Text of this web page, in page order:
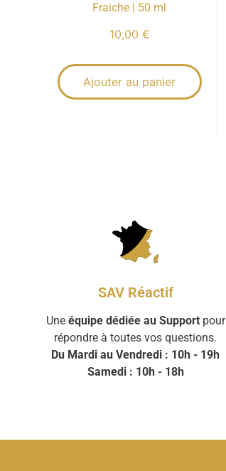
Fraiche | 50 ml
10,00 €
Ajouter au panier
SAV Réactif
Une équipe dédiée au Supportpour
répondre à toutes vos questions.
Du Mardi au Vendredi : 10h - 19h
Samedi : 10h - 18h